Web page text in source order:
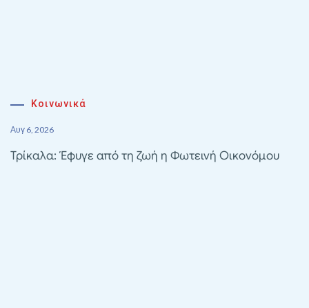
Κοινωνικά
Αυγ 6, 2026
Τρίκαλα: Έφυγε από τη ζωή η Φωτεινή Οικονόμου